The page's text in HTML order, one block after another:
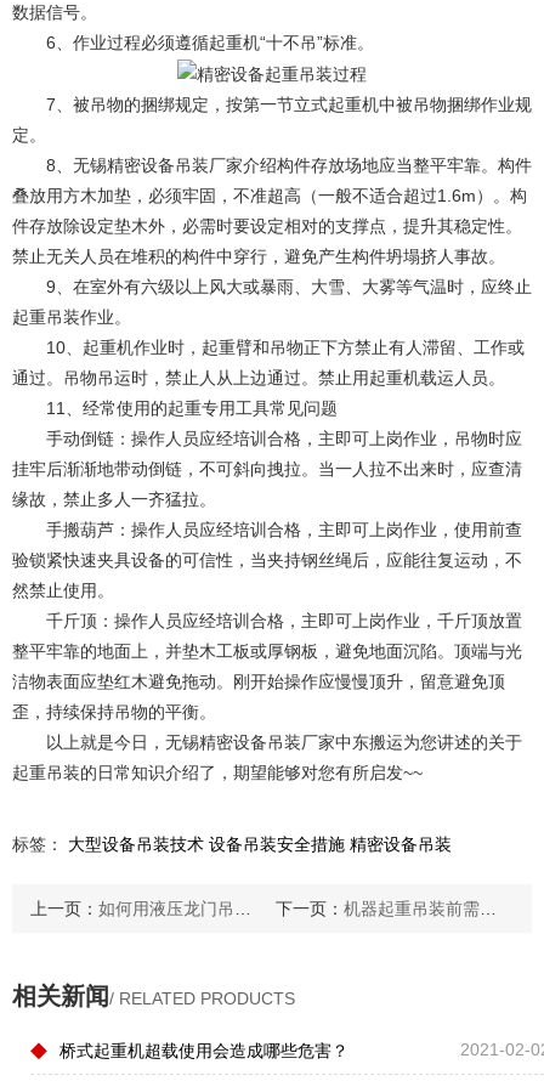
数据信号。
6、作业过程必须遵循起重机“十不吊”标准。
7、被吊物的捆绑规定，按第一节立式起重机中被吊物捆绑作业规
定。
8、无锡精密设备吊装厂家介绍构件存放场地应当整平牢靠。构件
叠放用方木加垫，必须牢固，不准超高（一般不适合超过1.6m）。构
件存放除设定垫木外，必需时要设定相对的支撑点，提升其稳定性。
禁止无关人员在堆积的构件中穿行，避免产生构件坍塌挤人事故。
9、在室外有六级以上风大或暴雨、大雪、大雾等气温时，应终止
起重吊装作业。
10、起重机作业时，起重臂和吊物正下方禁止有人滞留、工作或
通过。吊物吊运时，禁止人从上边通过。禁止用起重机载运人员。
11、经常使用的起重专用工具常见问题
手动倒链：操作人员应经培训合格，主即可上岗作业，吊物时应
挂牢后渐渐地带动倒链，不可斜向拽拉。当一人拉不出来时，应查清
缘故，禁止多人一齐猛拉。
手搬葫芦：操作人员应经培训合格，主即可上岗作业，使用前查
验锁紧快速夹具设备的可信性，当夹持钢丝绳后，应能往复运动，不
然禁止使用。
千斤顶：操作人员应经培训合格，主即可上岗作业，千斤顶放置
整平牢靠的地面上，并垫木工板或厚钢板，避免地面沉陷。顶端与光
洁物表面应垫红木避免拖动。刚开始操作应慢慢顶升，留意避免顶
歪，持续保持吊物的平衡。
以上就是今日，无锡精密设备吊装厂家中东搬运为您讲述的关于
起重吊装的日常知识介绍了，期望能够对您有所启发~~
标签： 大型设备吊装技术 设备吊装安全措施 精密设备吊装
上一页： 如何用液压龙门吊完成重型机械搬运及定位安装？ 下一页：机器起重吊装前需要准备哪些说明工作？
相关新闻/ RELATED PRODUCTS
◆ 桥式起重机超载使用会造成哪些危害？ 2021-02-